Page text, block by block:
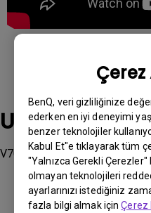
Çerez
BenQ, veri gizliliğinize
ederken en iyi deneyimi
benzer teknolojiler
Kabul Et"e tıklayarak tüm
"Yalnızca Gerekli
olmayan teknolojileri
ayarlarınızı istediğiniz
fazla bilgi almak içinÇerez
Uygulanabilir
V7050i